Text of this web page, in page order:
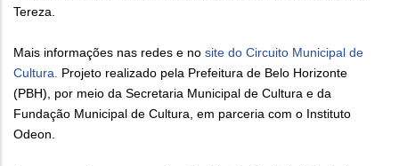
Tereza.
Mais informações nas redes e no site do Circuito Municipal de
Cultura. Projeto realizado pela Prefeitura de Belo Horizonte
(PBH), por meio da Secretaria Municipal de Cultura e da
Fundação Municipal de Cultura, em parceria com o Instituto
Odeon.